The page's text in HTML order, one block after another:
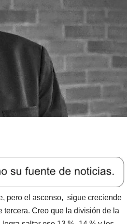
pero el ascenso, sigue creciende
tercera. Creo que la división de la